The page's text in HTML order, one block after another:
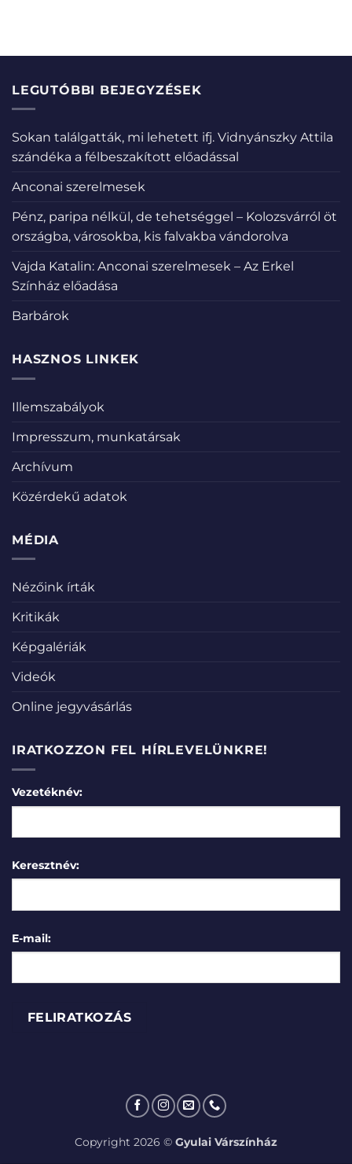
LEGUTÓBBI BEJEGYZÉSEK
Sokan találgatták, mi lehetett ifj. Vidnyánszky Attila
szándéka a félbeszakított előadással
Anconai szerelmesek
Pénz, paripa nélkül, de tehetséggel – Kolozsvárról öt
országba, városokba, kis falvakba vándorolva
Vajda Katalin: Anconai szerelmesek – Az Erkel
Színház előadása
Barbárok
HASZNOS LINKEK
Illemszabályok
Impresszum, munkatársak
Archívum
Közérdekű adatok
MÉDIA
Nézőink írták
Kritikák
Képgalériák
Videók
Online jegyvásárlás
IRATKOZZON FEL HÍRLEVELÜNKRE!
Vezetéknév:
Keresztnév:
E-mail:
Copyright 2026 © Gyulai Várszínház